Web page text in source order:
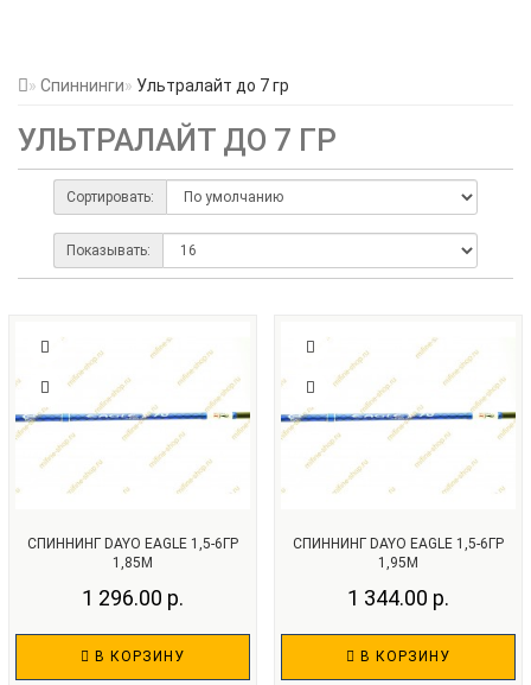
Спиннинги Ультралайт до 7 гр
УЛЬТРАЛАЙТ ДО 7 ГР
Сортировать:
Показывать:
СПИННИНГ DAYO EAGLE 1,5-6ГР
1,85М
1 296.00 р.
В КОРЗИНУ
СПИННИНГ DAYO EAGLE 1,5-6ГР
1,95М
1 344.00 р.
В КОРЗИНУ